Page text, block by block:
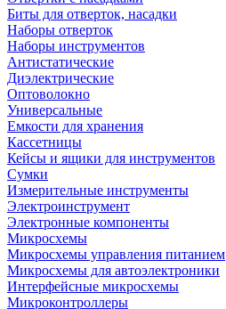
Биты для отверток, насадки
Наборы отверток
Наборы инструментов
Антистатические
Диэлектрические
Оптоволокно
Универсальные
Емкости для хранения
Кассетницы
Кейсы и ящики для инструментов
Сумки
Измерительные инструменты
Электроинструмент
Электронные компоненты
Микросхемы
Микросхемы управления питанием
Микросхемы для автоэлектроники
Интерфейсные микросхемы
Микроконтроллеры